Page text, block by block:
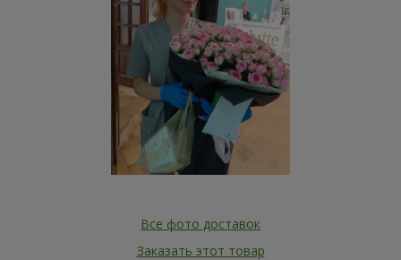
Все фото доставок
Заказать этот товар